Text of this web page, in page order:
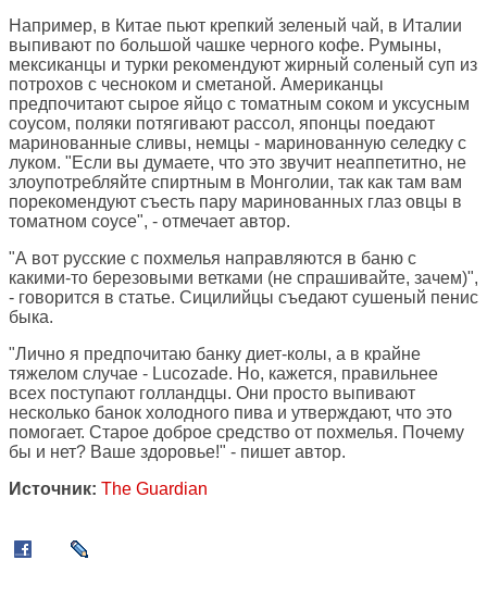
Например, в Китае пьют крепкий зеленый чай, в Италии
выпивают по большой чашке черного кофе. Румыны,
мексиканцы и турки рекомендуют жирный соленый суп из
потрохов с чесноком и сметаной. Американцы
предпочитают сырое яйцо с томатным соком и уксусным
соусом, поляки потягивают рассол, японцы поедают
маринованные сливы, немцы - маринованную селедку с
луком. "Если вы думаете, что это звучит неаппетитно, не
злоупотребляйте спиртным в Монголии, так как там вам
порекомендуют съесть пару маринованных глаз овцы в
томатном соусе", - отмечает автор.
"А вот русские с похмелья направляются в баню с
какими-то березовыми ветками (не спрашивайте, зачем)",
- говорится в статье. Сицилийцы съедают сушеный пенис
быка.
"Лично я предпочитаю банку диет-колы, а в крайне
тяжелом случае - Lucozade. Но, кажется, правильнее
всех поступают голландцы. Они просто выпивают
несколько банок холодного пива и утверждают, что это
помогает. Старое доброе средство от похмелья. Почему
бы и нет? Ваше здоровье!" - пишет автор.
Источник: The Guardian